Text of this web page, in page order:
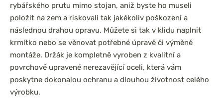
rybářského prutu mimo stojan, aniž byste ho museli
položit na zem a riskovali tak jakékoliv poškození a
následnou drahou opravu. Můžete si tak v klidu naplnit
krmítko nebo se věnovat potřebné úpravě či výměně
montáže. Držák je kompletně vyroben z kvalitní a
povrchově upravené nerezavějící oceli, která vám
poskytne dokonalou ochranu a dlouhou životnost celého
výrobku.